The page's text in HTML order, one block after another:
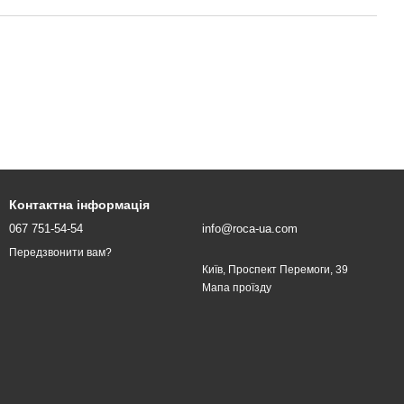
Контактна інформація
067 751-54-54
Передзвонити вам?
info@roca-ua.com
Київ, Проспект Перемоги, 39
Мапа проїзду